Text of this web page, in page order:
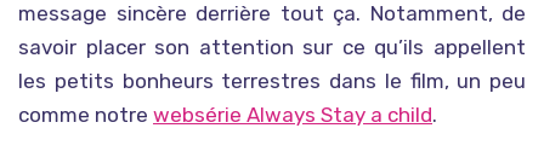
message sincère derrière tout ça. Notamment, de
savoir placer son attention sur ce qu’ils appellent
les petits bonheurs terrestres dans le film, un peu
comme notre websérie Always Stay a child.